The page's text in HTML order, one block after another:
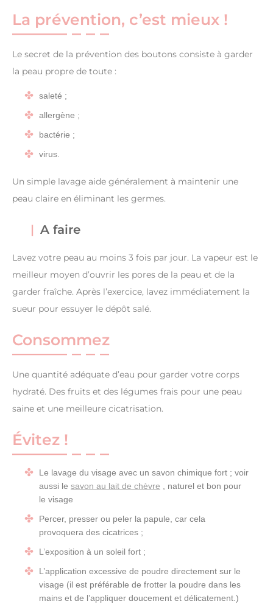
La prévention, c’est mieux !
Le secret de la prévention des boutons consiste à garder
la peau propre de toute :
saleté ;
allergène ;
bactérie ;
virus.
Un simple lavage aide généralement à maintenir une
peau claire en éliminant les germes.
A faire
Lavez votre peau au moins 3 fois par jour. La vapeur est le
meilleur moyen d’ouvrir les pores de la peau et de la
garder fraîche. Après l’exercice, lavez immédiatement la
sueur pour essuyer le dépôt salé.
Consommez
Une quantité adéquate d’eau pour garder votre corps
hydraté. Des fruits et des légumes frais pour une peau
saine et une meilleure cicatrisation.
Évitez !
Le lavage du visage avec un savon chimique fort ; voir
aussi le savon au lait de chèvre , naturel et bon pour
le visage
Percer, presser ou peler la papule, car cela
provoquera des cicatrices ;
L’exposition à un soleil fort ;
L’application excessive de poudre directement sur le
visage (il est préférable de frotter la poudre dans les
mains et de l’appliquer doucement et délicatement.)